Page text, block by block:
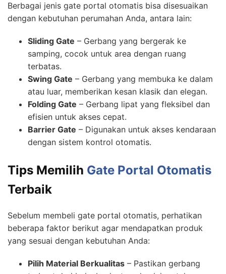
Berbagai jenis gate portal otomatis bisa disesuaikan
dengan kebutuhan perumahan Anda, antara lain:
Sliding Gate – Gerbang yang bergerak ke
samping, cocok untuk area dengan ruang
terbatas.
Swing Gate – Gerbang yang membuka ke dalam
atau luar, memberikan kesan klasik dan elegan.
Folding Gate – Gerbang lipat yang fleksibel dan
efisien untuk akses cepat.
Barrier Gate – Digunakan untuk akses kendaraan
dengan sistem kontrol otomatis.
Tips Memilih Gate Portal Otomatis
Terbaik
Sebelum membeli gate portal otomatis, perhatikan
beberapa faktor berikut agar mendapatkan produk
yang sesuai dengan kebutuhan Anda:
Pilih Material Berkualitas – Pastikan gerbang